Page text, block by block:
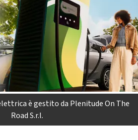
è gestito da Plenitude On The
Road S.r.l.